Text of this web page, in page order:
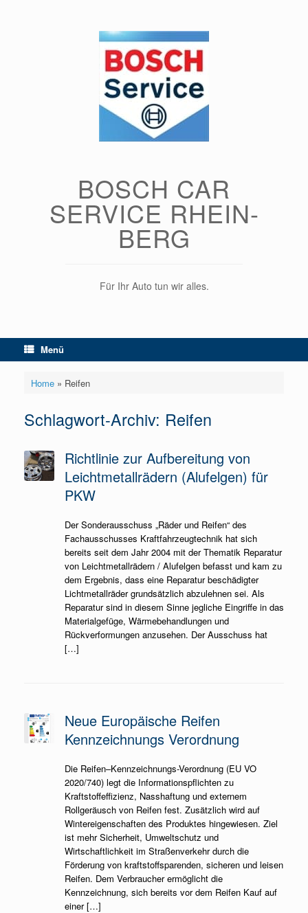
BOSCH CAR
SERVICE RHEIN-
BERG
Für Ihr Auto tun wir alles.
Menü
Home» Reifen
Schlagwort-Archiv: Reifen
Richtlinie zur Aufbereitung von
Leichtmetallrädern (Alufelgen) für
PKW
Der Sonderausschuss „Räder und Reifen“ des
Fachausschusses Kraftfahrzeugtechnik hat sich
bereits seit dem Jahr 2004 mit der Thematik Reparatur
von Leichtmetallrädern / Alufelgen befasst und kam zu
dem Ergebnis, dass eine Reparatur beschädigter
Lichtmetallräder grundsätzlich abzulehnen sei. Als
Reparatur sind in diesem Sinne jegliche Eingriffe in das
Materialgefüge, Wärmebehandlungen und
Rückverformungen anzusehen. Der Ausschuss hat
[…]
Neue Europäische Reifen
Kennzeichnungs Verordnung
Die Reifen–Kennzeichnungs-Verordnung (EU VO
2020/740) legt die Informationspflichten zu
Kraftstoffeffizienz, Nasshaftung und externem
Rollgeräusch von Reifen fest. Zusätzlich wird auf
Wintereigenschaften des Produktes hingewiesen. Ziel
ist mehr Sicherheit, Umweltschutz und
Wirtschaftlichkeit im Straßenverkehr durch die
Förderung von kraftstoffsparenden, sicheren und leisen
Reifen. Dem Verbraucher ermöglicht die
Kennzeichnung, sich bereits vor dem Reifen Kauf auf
einer […]